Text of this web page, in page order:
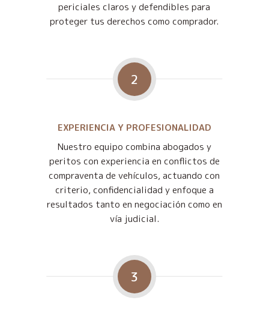
periciales claros y defendibles para
proteger tus derechos como comprador.
2
EXPERIENCIA Y PROFESIONALIDAD
Nuestro equipo combina abogados y
peritos con experiencia en conflictos de
compraventa de vehículos, actuando con
criterio, confidencialidad y enfoque a
resultados tanto en negociación como en
vía judicial.
3